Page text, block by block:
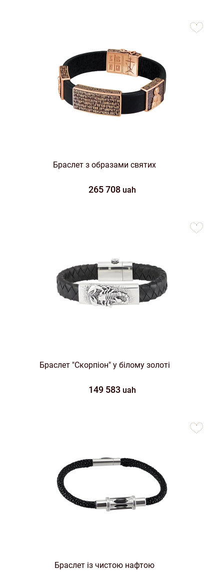
Браслет з образами святих
265 708 uah
favorites
Браслет "Скорпіон" у білому золоті
149 583 uah
favorites
Браслет із чистою нафтою
favorites